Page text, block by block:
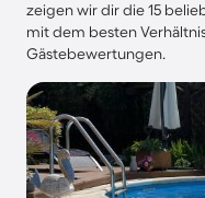
zeigen wir dir die 15
mit dem besten
Gästebewertungen.